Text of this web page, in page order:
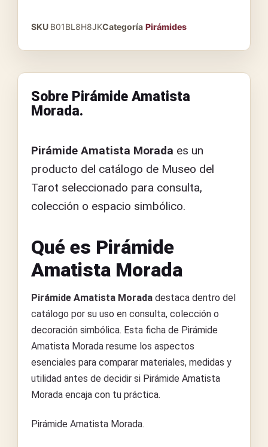
SKU B01BL8H8JKCategoría Pirámides
Sobre Pirámide Amatista
Morada.
Pirámide Amatista Morada es un
producto del catálogo de Museo del
Tarot seleccionado para consulta,
colección o espacio simbólico.
Qué es Pirámide
Amatista Morada
Pirámide Amatista Morada destaca dentro del
catálogo por su uso en consulta, colección o
decoración simbólica. Esta ficha de Pirámide
Amatista Morada resume los aspectos
esenciales para comparar materiales, medidas y
utilidad antes de decidir si Pirámide Amatista
Morada encaja con tu práctica.
Pirámide Amatista Morada.